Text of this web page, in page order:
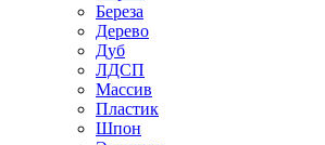
Береза
Дерево
Дуб
ЛДСП
Массив
Пластик
Шпон